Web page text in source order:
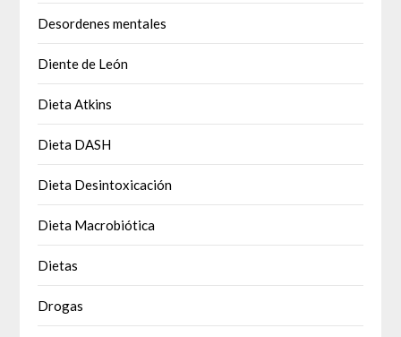
Desordenes mentales
Diente de León
Dieta Atkins
Dieta DASH
Dieta Desintoxicación
Dieta Macrobiótica
Dietas
Drogas